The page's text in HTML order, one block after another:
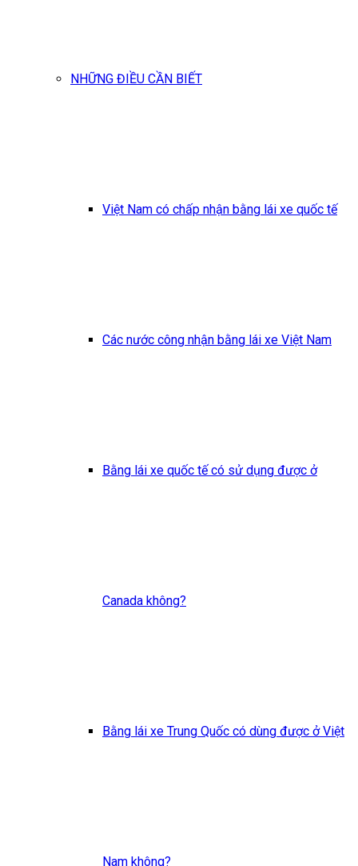
NHỮNG ĐIỀU CẦN BIẾT
Việt Nam có chấp nhận bằng lái xe quốc tế
Các nước công nhận bằng lái xe Việt Nam
Bằng lái xe quốc tế có sử dụng được ở
Canada không?
Bằng lái xe Trung Quốc có dùng được ở Việt
Nam không?